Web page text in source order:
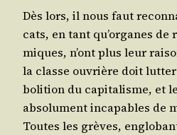
Dès lors, il nous faut
cats, en tant qu’or­ganes
miques, n’ont plus leur
la classe ouvrière doit
bo­li­tion du capi­ta­lisme, et
abso­lu­ment inca­pables de
Toutes les grèves,